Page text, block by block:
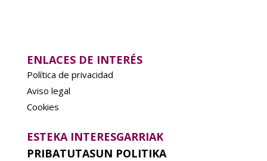
ENLACES DE INTERÉS
Política de privacidad
Aviso legal
Cookies
ESTEKA INTERESGARRIAK
PRIBATUTASUN POLITIKA